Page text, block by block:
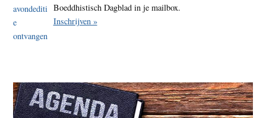
Boeddhistisch Dagblad in je mailbox.
Inschrijven »